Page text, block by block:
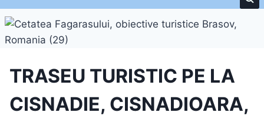
TRASEU TURISTIC PE LA
CISNADIE, CISNADIOARA,